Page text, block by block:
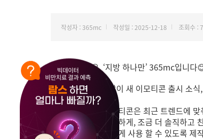
작성자 : 365mc 작성일 : 2025-12-18 조회수 :
안녕하세요. ‘지방 하나만’ 365mc입니다
따끈따끈한 지방이 새 이모티콘 출시 소
이번 지방이 이모티콘은 최근 트렌드에 맞
조금 더 찌글찌글하게, 조금 더 솔직하고
일상에서 더 가깝게 사용 할 수 있도록 제